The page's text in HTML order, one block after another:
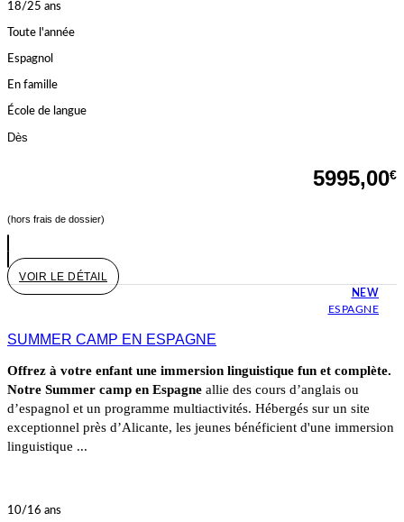
18/25 ans
Toute l'année
Espagnol
En famille
École de langue
Dès
5995,00€
(hors frais de dossier)
VOIR LE DÉTAIL
NEW
ESPAGNE
SUMMER CAMP EN ESPAGNE
Offrez à votre enfant une immersion linguistique fun et complète.
Notre Summer camp en Espagne allie des cours d’anglais ou
d’espagnol et un programme multiactivités. Hébergés sur un site
exceptionnel près d’Alicante, les jeunes bénéficient d'une immersion
linguistique ...
10/16 ans